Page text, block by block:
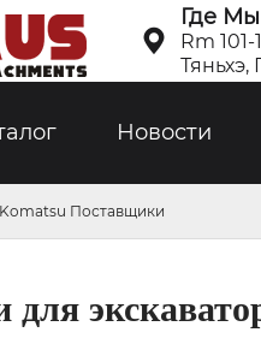

Где Мы
Rm
Тяньхэ,
Новости
Поставщики